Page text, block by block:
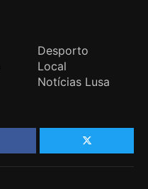
Desporto
Local
Notícias Lusa